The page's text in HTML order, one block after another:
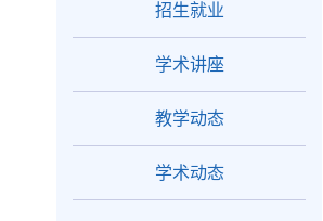
招生就业
学术讲座
教学动态
学术动态